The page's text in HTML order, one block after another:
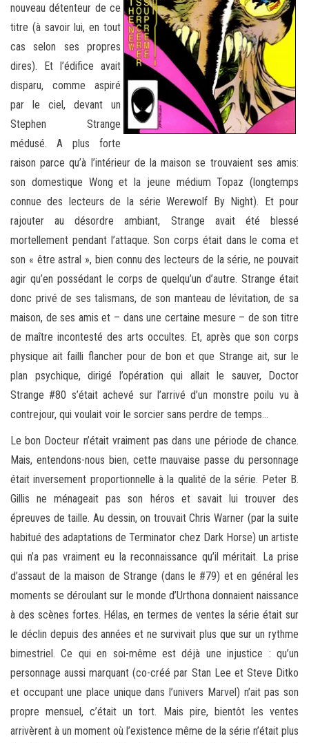
nouveau détenteur de ce
titre (à savoir lui, en tout
cas selon ses propres
dires). Et l’édifice avait
disparu, comme aspiré
par le ciel, devant un
Stephen Strange
médusé. A plus forte
raison parce qu’à l’intérieur de la maison se trouvaient ses amis:
son domestique Wong et la jeune médium Topaz (longtemps
connue des lecteurs de la série Werewolf By Night). Et pour
rajouter au désordre ambiant, Strange avait été blessé
mortellement pendant l’attaque. Son corps était dans le coma et
son « être astral », bien connu des lecteurs de la série, ne pouvait
agir qu’en possédant le corps de quelqu’un d’autre. Strange était
donc privé de ses talismans, de son manteau de lévitation, de sa
maison, de ses amis et – dans une certaine mesure – de son titre
de maître incontesté des arts occultes. Et, après que son corps
physique ait failli flancher pour de bon et que Strange ait, sur le
plan psychique, dirigé l’opération qui allait le sauver, Doctor
Strange #80 s’était achevé sur l’arrivé d’un monstre poilu vu à
contrejour, qui voulait voir le sorcier sans perdre de temps…
Le bon Docteur n’était vraiment pas dans une période de chance.
Mais, entendons-nous bien, cette mauvaise passe du personnage
était inversement proportionnelle à la qualité de la série. Peter B.
Gillis ne ménageait pas son héros et savait lui trouver des
épreuves de taille. Au dessin, on trouvait Chris Warner (par la suite
habitué des adaptations de Terminator chez Dark Horse) un artiste
qui n’a pas vraiment eu la reconnaissance qu’il méritait. La prise
d’assaut de la maison de Strange (dans le #79) et en général les
moments se déroulant sur le monde d’Urthona donnaient naissance
à des scènes fortes. Hélas, en termes de ventes la série était sur
le déclin depuis des années et ne survivait plus que sur un rythme
bimestriel. Ce qui en soi-même est déjà une injustice : qu’un
personnage aussi marquant (co-créé par Stan Lee et Steve Ditko
et occupant une place unique dans l’univers Marvel) n’ait pas son
propre mensuel, c’était un tort. Mais pire, bientôt les ventes
arrivèrent à un moment où l’existence même de la série n’était plus